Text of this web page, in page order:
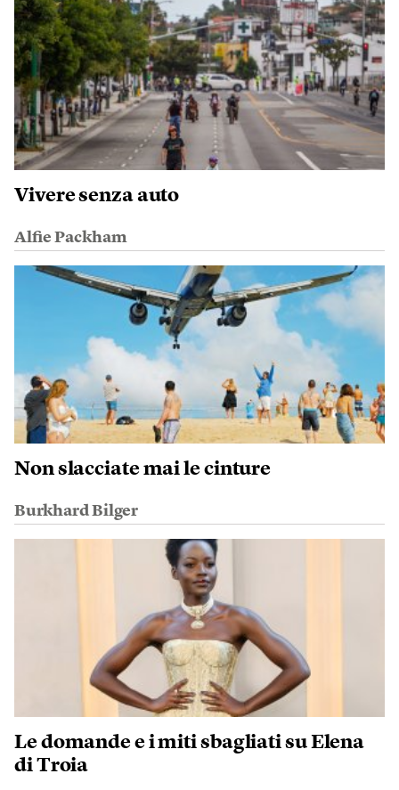
Vivere senza auto
Alfie Packham
Non slacciate mai le cinture
Burkhard Bilger
Le domande e i miti sbagliati su Elena
di Troia